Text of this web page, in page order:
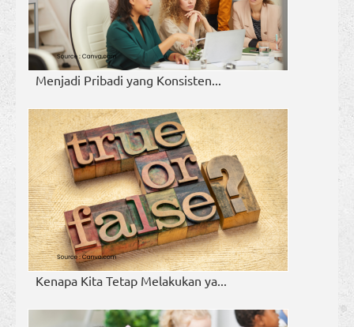
Menjadi Pribadi yang Konsisten...
Kenapa Kita Tetap Melakukan ya...